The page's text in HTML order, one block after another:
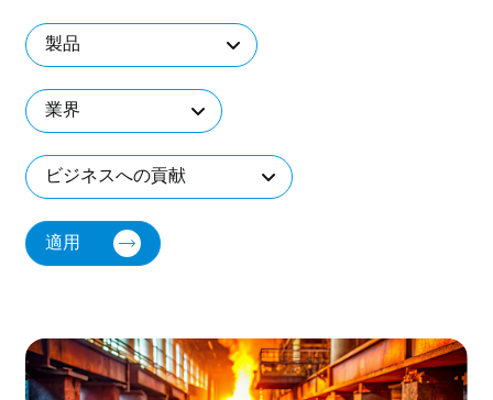
製品
業界
ビジネスへの貢献
適用